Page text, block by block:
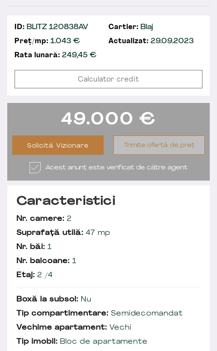
ID: BLITZ 120838AV Cartier: Blaj
Preț/mp: 1.043 € Actualizat: 29.09.2023
Rata lunară: 249,45€
Calculator credit
49.000 €
Solicită Vizionare Trimite ofertă de preț
Acest anunț este verificat de către agent
Caracteristici
Nr. camere: 2
Suprafață utilă: 47 mp
Nr. băi: 1
Nr. balcoane: 1
Etaj: 2 /4
Boxă la subsol: Nu
Tip compartimentare: Semidecomandat
Vechime apartament: Vechi
Tip imobil: Bloc de apartamente